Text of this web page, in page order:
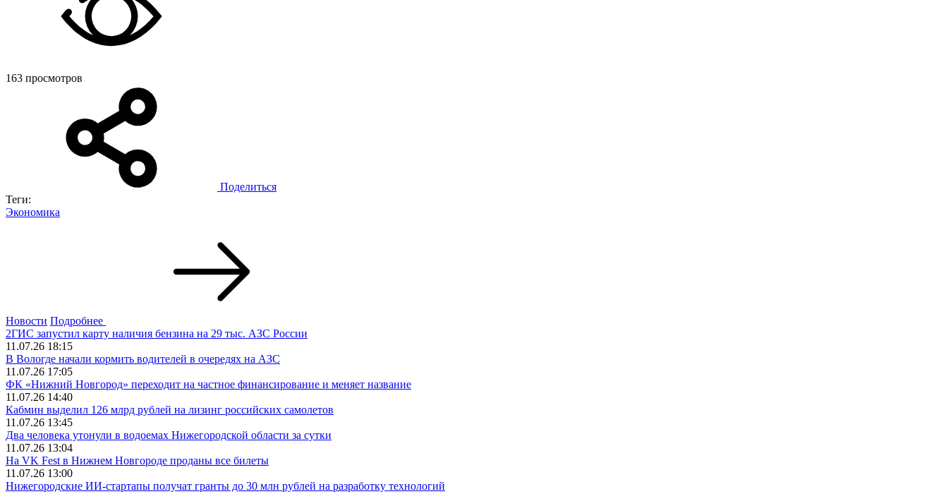
163 просмотров
Поделиться
Теги:
Экономика
Новости Подробнее
2ГИС запустил карту наличия бензина на 29 тыс. АЗС России
11.07.26 18:15
В Вологде начали кормить водителей в очередях на АЗС
11.07.26 17:05
ФК «Нижний Новгород» переходит на частное финансирование и меняет название
11.07.26 14:40
Кабмин выделил 126 млрд рублей на лизинг российских самолетов
11.07.26 13:45
Два человека утонули в водоемах Нижегородской области за сутки
11.07.26 13:04
На VK Fest в Нижнем Новгороде проданы все билеты
11.07.26 13:00
Нижегородские ИИ-стартапы получат гранты до 30 млн рублей на разработку технологий